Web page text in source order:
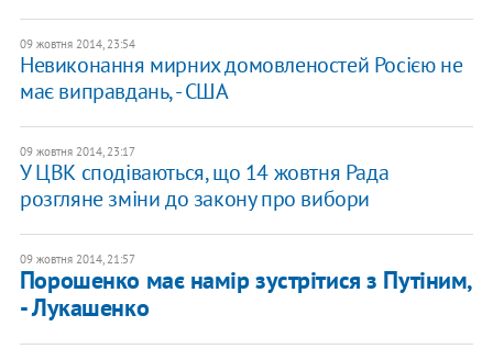
09 жовтня 2014, 23:54
Невиконання мирних домовленостей Росією не
має виправдань, - США
09 жовтня 2014, 23:17
У ЦВК сподіваються, що 14 жовтня Рада
розгляне зміни до закону про вибори
09 жовтня 2014, 21:57
Порошенко має намір зустрітися з Путіним,
- Лукашенко